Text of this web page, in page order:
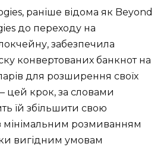
раніше відома як Beyond
до переходу на
забезпечила
конвертованих банкнот на
для розширення своїх
цей крок, за словами
їй збільшити свою
мінімальним розмиванням
вигідним умовам